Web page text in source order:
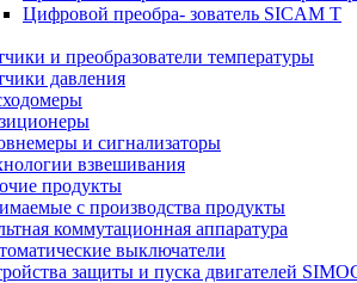
Цифровой преобра- зователь SICAM T
и преобразователи температуры
давления
и сигнализаторы
взвешивания
продукты
с производства продукты
коммутационная аппаратура
выключатели
защиты и пуска двигателей